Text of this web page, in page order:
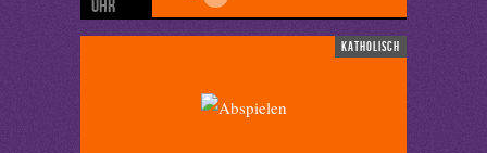
Uhr
katholisch